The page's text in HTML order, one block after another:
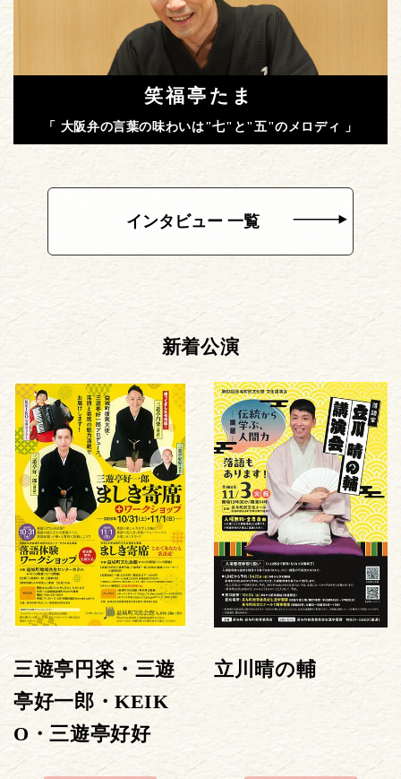
笑福亭たま
「 大阪弁の言葉の味わいは"七"と"五"のメロディ 」
インタビュー 一覧
新着公演
三遊亭円楽・三遊
亭好一郎・KEIK
O・三遊亭好好
立川晴の輔